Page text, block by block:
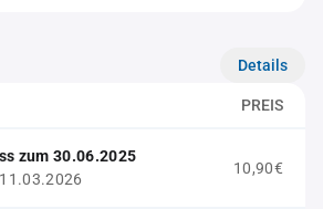
Details
PREIS
zum 30.06.2025
10,90€